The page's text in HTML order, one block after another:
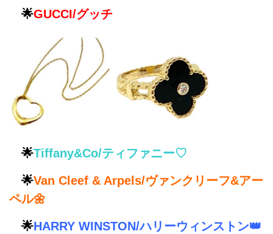
🌟GUCCI/グッチ
🌟Tiffany&Co/ティファニー♡
🌟Van Cleef & Arpels/ヴァンクリーフ&アー
ペル🌼
🌟HARRY WINSTON/ハリーウィンストン👑